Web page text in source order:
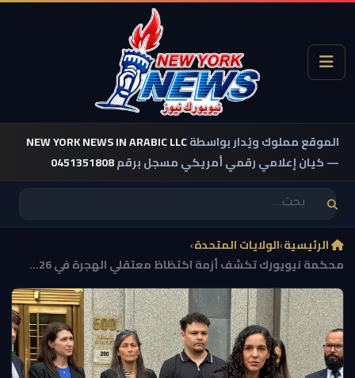
الموقع مملوك ويُدار بواسطةNEW YORK NEWS IN ARABIC LLC
— كيان إعلامي رقمي أمريكي مسجل برقم0451351808
الرئيسية›الولايات المتحدة›
محكمة نيويورك تكشف أزمة اكتظاظ معتقلي الهجرة في 26...